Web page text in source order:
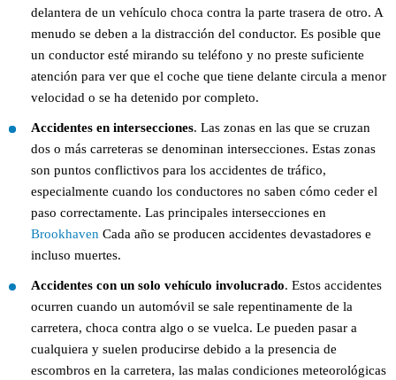
delantera de un vehículo choca contra la parte trasera de otro. A
menudo se deben a la distracción del conductor. Es posible que
un conductor esté mirando su teléfono y no preste suficiente
atención para ver que el coche que tiene delante circula a menor
velocidad o se ha detenido por completo.
Accidentes en intersecciones. Las zonas en las que se cruzan
dos o más carreteras se denominan intersecciones. Estas zonas
son puntos conflictivos para los accidentes de tráfico,
especialmente cuando los conductores no saben cómo ceder el
paso correctamente. Las principales intersecciones en
Brookhaven Cada año se producen accidentes devastadores e
incluso muertes.
Accidentes con un solo vehículo involucrado. Estos accidentes
ocurren cuando un automóvil se sale repentinamente de la
carretera, choca contra algo o se vuelca. Le pueden pasar a
cualquiera y suelen producirse debido a la presencia de
escombros en la carretera, las malas condiciones meteorológicas